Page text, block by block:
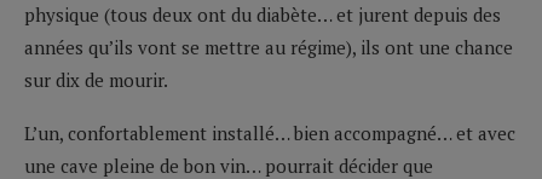
physique (tous deux ont du diabète… et jurent depuis des
années qu’ils vont se mettre au régime), ils ont une chance
sur dix de mourir.
L’un, confortablement installé… bien accompagné… et avec
une cave pleine de bon vin… pourrait décider que